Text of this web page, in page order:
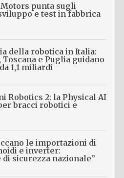
punta sugli
e test in fabbrica
della robotica in Italia:
Toscana e Puglia guidano
1,1 miliardi
Robotics 2: la Physical AI
bracci robotici e
le importazioni di
e inverter:
di sicurezza nazionale”